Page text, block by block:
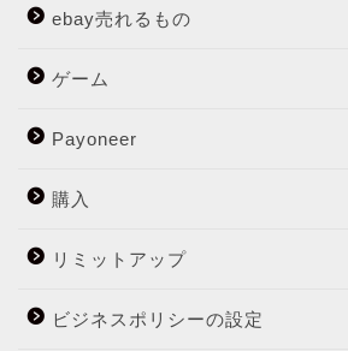
ebay売れるもの
ゲーム
Payoneer
購入
リミットアップ
ビジネスポリシーの設定